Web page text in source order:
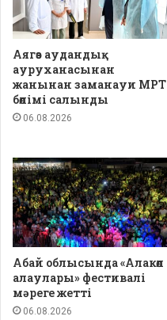
Аягөз аудандық
ауруханасынан
жанынан заманауи МРТ
бөлімі салынды
06.08.2026
Абай облысында «Алакөл
алаулары» фестивалі
мәреге жетті
06.08.2026